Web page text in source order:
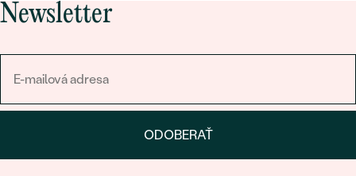
Newsletter
ODOBERAŤ